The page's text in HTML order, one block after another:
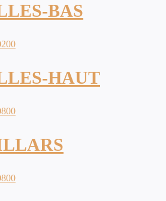
BAS
HAUT